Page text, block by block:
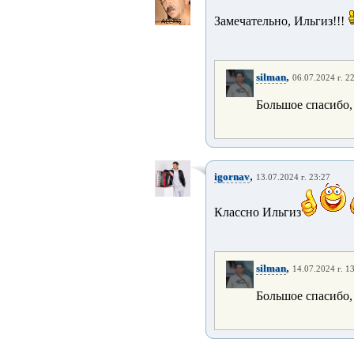
Замечательно, Ильгиз!!!
silman, 06.07.2024 г.
Большое
igornav, 13.07.2024 г. 23:27
Классно Ильгиз
silman, 14.07.2024 г.
Большое